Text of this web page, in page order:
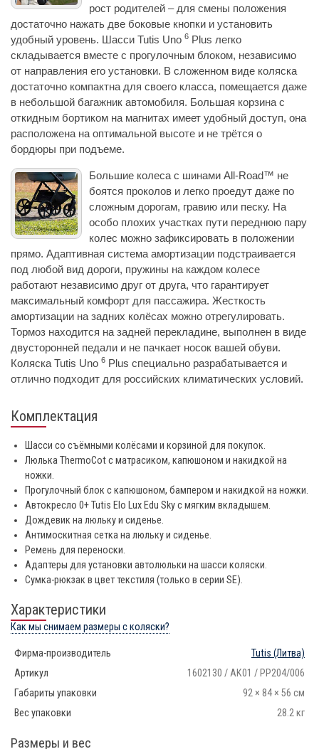
рост родителей – для смены положения
достаточно нажать две боковые кнопки и установить
удобный уровень. Шасси Tutis Uno 6 Plus легко
складывается вместе с прогулочным блоком, независимо
от направления его установки. В сложенном виде коляска
достаточно компактна для своего класса, помещается даже
в небольшой багажник автомобиля. Большая корзина с
откидным бортиком на магнитах имеет удобный доступ, она
расположена на оптимальной высоте и не трётся о
бордюры при подъеме.
Большие колеса с шинами All-Road™ не
боятся проколов и легко проедут даже по
сложным дорогам, гравию или песку. На
особо плохих участках пути переднюю пару
колес можно зафиксировать в положении
прямо. Адаптивная система амортизации подстраивается
под любой вид дороги, пружины на каждом колесе
работают независимо друг от друга, что гарантирует
максимальный комфорт для пассажира. Жесткость
амортизации на задних колёсах можно отрегулировать.
Тормоз находится на задней перекладине, выполнен в виде
двусторонней педали и не пачкает носок вашей обуви.
Коляска Tutis Uno 6 Plus специально разрабатывается и
отлично подходит для российских климатических условий.
Комплектация
Шасси со съёмными колёсами и корзиной для покупок.
Люлька ThermoCot с матрасиком, капюшоном и накидкой на
ножки.
Прогулочный блок с капюшоном, бампером и накидкой на ножки.
Автокресло 0+ Tutis Elo Lux Edu Sky с мягким вкладышем.
Дождевик на люльку и сиденье.
Антимоскитная сетка на люльку и сиденье.
Ремень для переноски.
Адаптеры для установки автолюльки на шасси коляски.
Сумка-рюкзак в цвет текстиля (только в серии SE).
Характеристики
Как мы снимаем размеры с коляски?
Фирма-производитель Tutis (Литва)
Артикул
1602130 / AK01 / PP204/006
Габариты упаковки
92 × 84 × 56 см
Вес упаковки
28.2 кг
Размеры и вес